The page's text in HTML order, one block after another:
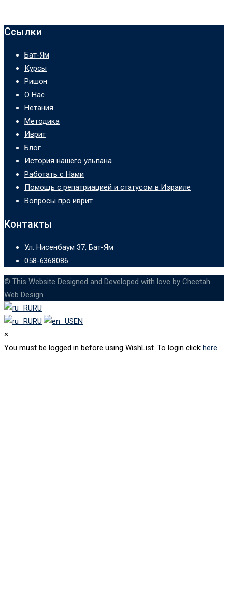
Ссылки
Бат-Ям
Курсы
Ришон
О Нас
Нетания
Методика
Иврит
Блог
История нашего ульпана
Работать с Нами
Помощь с репатриацией и статусом в Израиле
Вопросы про иврит
Контакты
Ул. Нисенбаум 37, Бат-Ям
058-6368086
© This Website Designed and Developed with love by Cheetah
Web Design
RU
RU
EN
×
You must be logged in before using WishList. To login click here